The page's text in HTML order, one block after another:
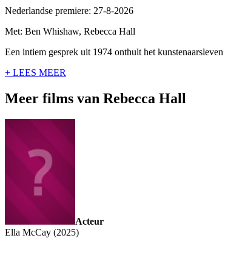
Nederlandse premiere: 27-8-2026
Met: Ben Whishaw, Rebecca Hall
Een intiem gesprek uit 1974 onthult het
+ LEES MEER
Meer films van Rebecca Hall
Acteur
Ella McCay (2025)